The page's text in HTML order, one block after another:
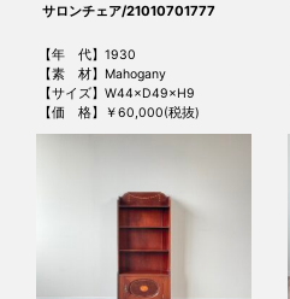
サロンチェア/21010701777
【年 代】1930
【素 材】Mahogany
【サイズ】W44×D49×H9
【価 格】￥60,000(税抜)